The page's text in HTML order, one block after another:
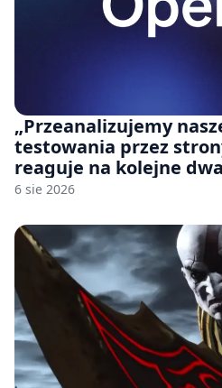
„Przeanalizujemy
testowania przez
reaguje na kolejne
udziałem autorskich
6 sie 2026